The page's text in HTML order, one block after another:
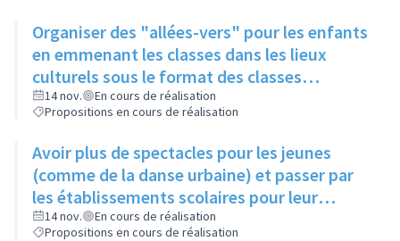
Organiser des "allées-vers" pour les enfants
en emmenant les classes dans les lieux
culturels sous le format des classes
découvertes
14 nov.
En cours de réalisation
Propositions en cours de réalisation
Avoir plus de spectacles pour les jeunes
(comme de la danse urbaine) et passer par
les établissements scolaires pour leur
donner envie de s'y rendre
14 nov.
En cours de réalisation
Propositions en cours de réalisation